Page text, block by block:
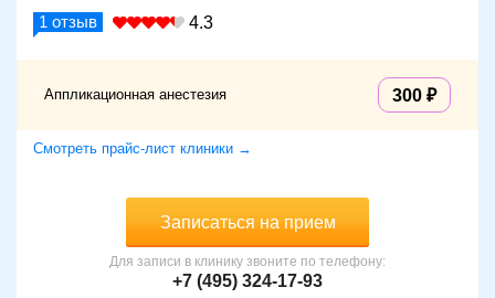
1 отзыв 4.3
Аппликационная анестезия 300
Смотреть прайс-лист клиники →
Записаться на прием
Для записи в клинику звоните по телефону:
+7 (495) 324-17-93